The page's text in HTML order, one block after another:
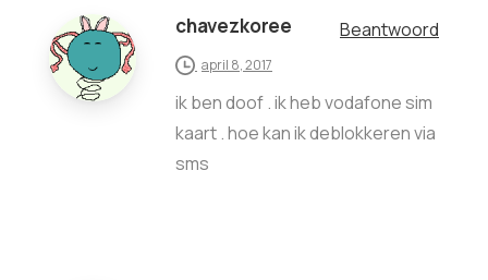
chavezkoree Beantwoord
april 8, 2017
ik ben doof . ik heb vodafone sim
kaart . hoe kan ik deblokkeren via
sms